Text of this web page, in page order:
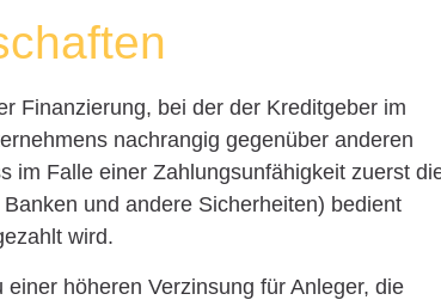
Finanzierung, bei der der Kreditgeber im
nachrangig gegenüber anderen
im Falle einer Zahlungsunfähigkeit zuerst
und andere Sicherheiten) bedient
wird.
höheren Verzinsung für Anleger, die